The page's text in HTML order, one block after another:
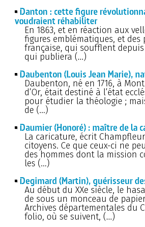
Danton : cette figure
voudraient réhabiliter
En 1863, et en réaction aux
figures emblématiques, et
française, qui soufflent
qui publiera (…)
Daubenton (Louis Jean Marie),
Daubenton, né en 1716, à
d’Or, était destiné à l’état
pour étudier la théologie ;
de (…)
Daumier (Honoré) : maître de la
La caricature, écrit
citoyens. Ce que ceux-ci ne
des hommes dont la mission
les (…)
Degimard (Martin), guérisseur
Au début du XXe siècle, le
de sous un monceau de
Archives départementales du
folio, où se suivent, (…)